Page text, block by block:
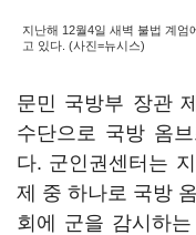
지난해 12월4일 새벽 불법 계
고 있다. (사진=뉴시스)
문민 국방부 장관
수단으로 국방 옴
다. 군인권센터는
제 중 하나로 국방
회에 군을 감시하